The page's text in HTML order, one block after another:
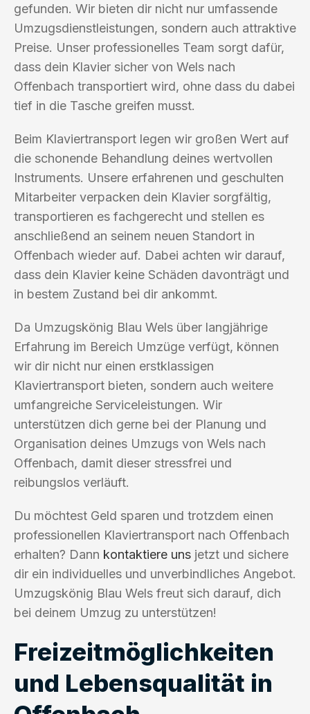
gefunden. Wir bieten dir nicht nur umfassende
Umzugsdienstleistungen, sondern auch attraktive
Preise. Unser professionelles Team sorgt dafür,
dass dein Klavier sicher von Wels nach
Offenbach transportiert wird, ohne dass du dabei
tief in die Tasche greifen musst.
Beim Klaviertransport legen wir großen Wert auf
die schonende Behandlung deines wertvollen
Instruments. Unsere erfahrenen und geschulten
Mitarbeiter verpacken dein Klavier sorgfältig,
transportieren es fachgerecht und stellen es
anschließend an seinem neuen Standort in
Offenbach wieder auf. Dabei achten wir darauf,
dass dein Klavier keine Schäden davonträgt und
in bestem Zustand bei dir ankommt.
Da Umzugskönig Blau Wels über langjährige
Erfahrung im Bereich Umzüge verfügt, können
wir dir nicht nur einen erstklassigen
Klaviertransport bieten, sondern auch weitere
umfangreiche Serviceleistungen. Wir
unterstützen dich gerne bei der Planung und
Organisation deines Umzugs von Wels nach
Offenbach, damit dieser stressfrei und
reibungslos verläuft.
Du möchtest Geld sparen und trotzdem einen
professionellen Klaviertransport nach Offenbach
erhalten? Dann kontaktiere uns jetzt und sichere
dir ein individuelles und unverbindliches Angebot.
Umzugskönig Blau Wels freut sich darauf, dich
bei deinem Umzug zu unterstützen!
Freizeitmöglichkeiten
und Lebensqualität in